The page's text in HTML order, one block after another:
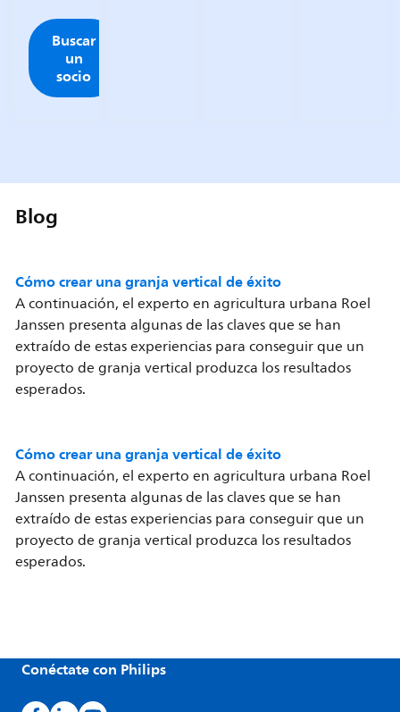
Buscar
un
socio
Blog
Cómo crear una granja vertical de éxito
A continuación, el experto en agricultura urbana Roel
Janssen presenta algunas de las claves que se han
extraído de estas experiencias para conseguir que un
proyecto de granja vertical produzca los resultados
esperados.
Cómo crear una granja vertical de éxito
A continuación, el experto en agricultura urbana Roel
Janssen presenta algunas de las claves que se han
extraído de estas experiencias para conseguir que un
proyecto de granja vertical produzca los resultados
esperados.
Conéctate con Philips